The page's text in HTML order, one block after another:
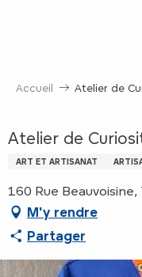
Accueil Atelier de
Atelier de
ART ET ARTISANAT
160 Rue
M'y rendre
Partager